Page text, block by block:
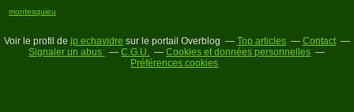
montesquieu
Voir le profil de jp echavidre sur le portail Overblog Top articles
Contact
Signaler un abus
C.G.U.
Cookies et données personnelles
Préférences cookies